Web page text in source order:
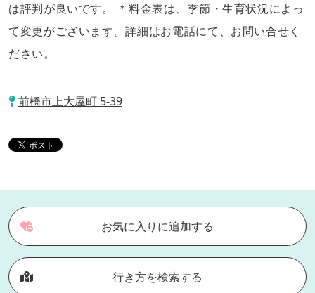
は評判が良いです。 ＊料金表は、季節・生育状況によっ
て変更がございます。詳細はお電話にて、お問い合せく
ださい。
前橋市上大屋町 5-39
お気に入りに追加する
行き方を検索する